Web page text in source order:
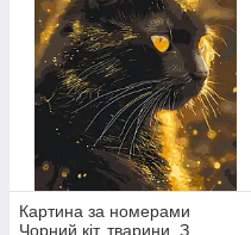
Картина за номерами
Чорний кіт, тварини. З